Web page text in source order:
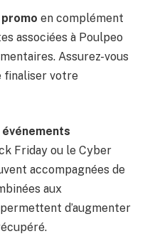
en complément
associées à Poulpeo
Assurez-vous
finaliser votre
événements
Friday ou le Cyber
accompagnées de
aux
d’augmenter